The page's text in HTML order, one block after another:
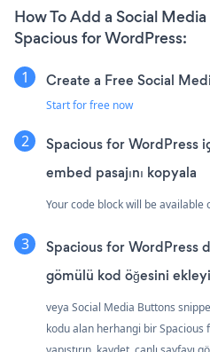
How To Add a Social
Spacious for WordPress:
Create a Free Social
Start for free now
Spacious for WordPress
embed pasajını kopyala
Your code block will be available
Spacious for WordPress
gömülü kod öğesini
veya Social Media Buttons
kodu alan herhangi bir